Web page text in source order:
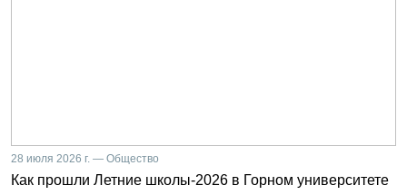
28 июля 2026 г. — Общество
Как прошли Летние школы-2026 в Горном университете